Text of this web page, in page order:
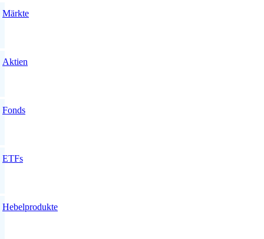
Märkte
Aktien
Fonds
ETFs
Hebelprodukte